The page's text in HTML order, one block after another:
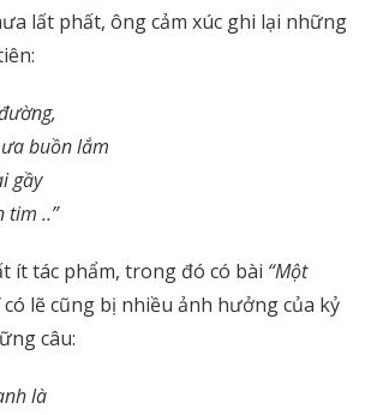
lất phất, ông cảm xúc ghi lại những
buồn lắm
gầy
tim ..”
ít tác phẩm, trong đó có bài “Một
có lẽ cũng bị nhiều ảnh hưởng của kỷ
câu:
là